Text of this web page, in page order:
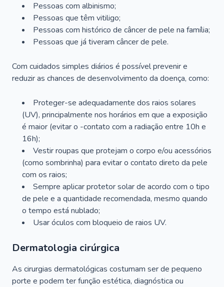
Pessoas com albinismo;
Pessoas que têm vitiligo;
Pessoas com histórico de câncer de pele na família;
Pessoas que já tiveram câncer de pele.
Com cuidados simples diários é possível prevenir e
reduzir as chances de desenvolvimento da doença, como:
Proteger-se adequadamente dos raios solares
(UV), principalmente nos horários em que a exposição
é maior (evitar o -contato com a radiação entre 10h e
16h);
Vestir roupas que protejam o corpo e/ou acessórios
(como sombrinha) para evitar o contato direto da pele
com os raios;
Sempre aplicar protetor solar de acordo com o tipo
de pele e a quantidade recomendada, mesmo quando
o tempo está nublado;
Usar óculos com bloqueio de raios UV.
Dermatologia cirúrgica
As cirurgias dermatológicas costumam ser de pequeno
porte e podem ter função estética, diagnóstica ou